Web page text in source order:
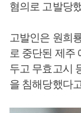
혐의로 고발당
고발인은 원희
로 중단된 제주
두고 무효고시
을 침해당했다